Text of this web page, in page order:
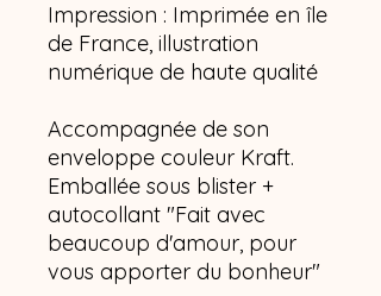
Impression : Imprimée en île
de France, illustration
numérique de haute qualité
Accompagnée de son
enveloppe couleur Kraft.
Emballée sous blister +
autocollant "Fait avec
beaucoup d'amour, pour
vous apporter du bonheur"